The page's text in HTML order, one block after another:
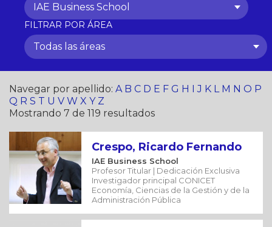
IAE Business School
FILTRAR POR ÁREA
Todas las áreas
Navegar por apellido: A B C D E F G H I J K L M N O P
Q R S T U V W X Y Z
Mostrando 7 de 119 resultados
Crespo, Ricardo Fernando
IAE Business School
Profesor Titular | Dedicación Exclusiva
Investigador principal CONICET
Economía, Ciencias de la Gestión y de la
Administración Pública